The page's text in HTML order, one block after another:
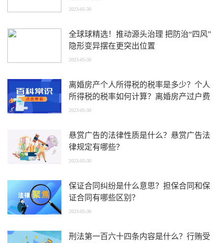
2023-05-30
全球球精选！推动源头治理 把防治“四风”
隐形变异摆在更突出位置
2023-05-30
离婚房产个人所得税的税率是多少？个人
所得税的税率如何计算？离婚房产过户费
用都需要哪些？
2023-05-30
悬赏广告的法律性质是什么？悬赏广告法
律规定有哪些？
2023-05-30
保证合同纠纷是什么意思？担保合同和保
证合同有哪些区别？
2023-05-30
刑法第一百六十四条内容是什么？行贿受